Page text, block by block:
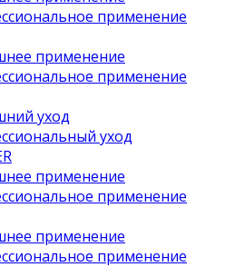
применение
применение
применение
уход
уход
применение
применение
применение
применение